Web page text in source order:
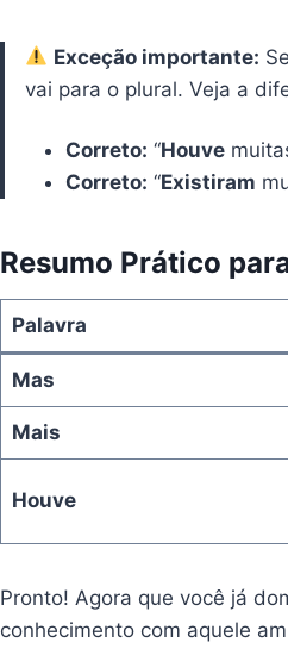
Exceção importante:
vai para o plural. Veja a
Correto: “Houve
Correto: “Existiram
Resumo Prático
Palavra
Mas
Mais
Houve
Pronto! Agora que você já
conhecimento com aquele